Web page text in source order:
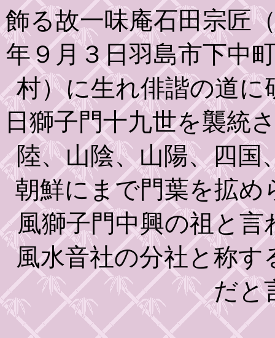
飾る故一味庵石田宗匠
年９月３日羽島市下中
村）に生れ俳諧の道に
日獅子門十九世を襲統
陸、山陰、山陽、四国
朝鮮にまで門葉を拡め
風獅子門中興の祖と言
風水音社の分社と称す
だと